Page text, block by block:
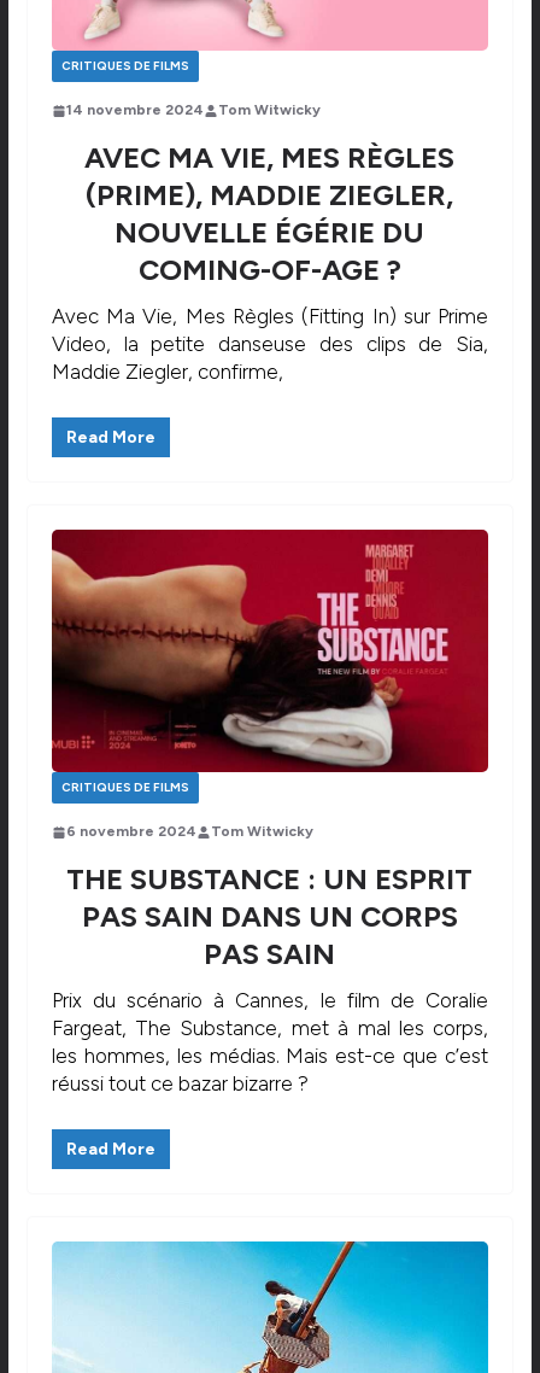
CRITIQUES DE FILMS
14 novembre 2024 Tom Witwicky
AVEC MA VIE, MES RÈGLES
(PRIME), MADDIE ZIEGLER,
NOUVELLE ÉGÉRIE DU
COMING-OF-AGE ?
Avec Ma Vie, Mes Règles (Fitting In) sur Prime
Video, la petite danseuse des clips de Sia,
Maddie Ziegler, confirme,
Read More
CRITIQUES DE FILMS
6 novembre 2024 Tom Witwicky
THE SUBSTANCE : UN ESPRIT
PAS SAIN DANS UN CORPS
PAS SAIN
Prix du scénario à Cannes, le film de Coralie
Fargeat, The Substance, met à mal les corps,
les hommes, les médias. Mais est-ce que c’est
réussi tout ce bazar bizarre ?
Read More